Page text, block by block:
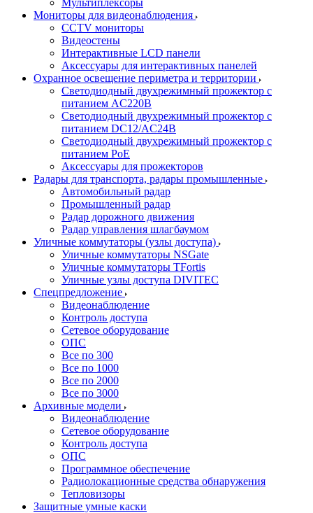
Мультиплексоры
Мониторы для видеонаблюдения
CCTV мониторы
Видеостены
Интерактивные LCD панели
Аксессуары для интерактивных панелей
Охранное освещение периметра и территории
Светодиодный двухрежимный прожектор с
питанием AC220В
Светодиодный двухрежимный прожектор с
питанием DC12/AC24В
Светодиодный двухрежимный прожектор с
питанием PoE
Аксессуары для прожекторов
Радары для транспорта, радары промышленные
Автомобильный радар
Промышленный радар
Радар дорожного движения
Радар управления шлагбаумом
Уличные коммутаторы (узлы доступа)
Уличные коммутаторы NSGate
Уличные коммутаторы TFortis
Уличные узлы доступа DIVITEC
Спецпредложение
Видеонаблюдение
Контроль доступа
Сетевое оборудование
ОПС
Все по 300
Все по 1000
Все по 2000
Все по 3000
Архивные модели
Видеонаблюдение
Сетевое оборудование
Контроль доступа
ОПС
Программное обеспечение
Радиолокационные средства обнаружения
Тепловизоры
Защитные умные каски